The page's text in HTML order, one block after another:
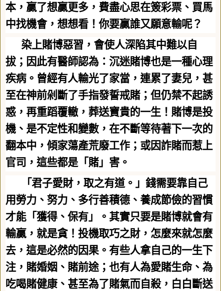
本，贏了想贏更多，費盡心思在簽彩票、買馬
中找機會，想想看！你要贏誰又願意輸呢？
染上賭博惡習，會使人深陷其中難以自
拔；因此有醫師認為：沉迷賭博也是一種心理
疾病。曾經有人輸光了家當，連累了妻兒，甚
至在神前剁斷了手指發誓戒賭；但仍禁不起誘
惑，再重蹈覆轍，葬送寶貴的一生！賭博是投
機、是不定性和變數，在不斷等待著下一次的
翻本中，傾家蕩產荒廢工作；或因詐賭而惹上
官司，這些都是「賭」害。
「君子愛財，取之有道。」錢需要靠自己
用勞力、努力、多行善積德、養成節儉的習慣
才能「獲得、保有」。其實只要是賭博就會有
輸贏，就是貪！投機取巧之財，怎麼來就怎麼
去，這是必然的因果。有些人拿自己的一生下
注，賭婚姻、賭前途；也有人為愛賭生命、為
吃喝賭健康、甚至為了賭氣而自殺，白白斷送